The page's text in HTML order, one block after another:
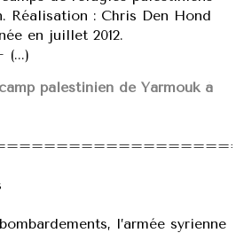
Réalisation : Chris Den Hond
en juillet 2012.
(...)
palestinien de Yarmouk à
l’armée syrienne